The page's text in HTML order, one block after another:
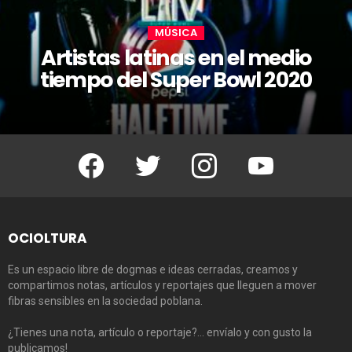
MÚSICA
Artistas latinas en el medio
tiempo del Super Bowl 2020
Facebook Twitter Instagram Youtube
OCIOLTURA
Es un espacio libre de dogmas e ideas cerradas, creamos y
compartimos notas, artículos y reportajes que lleguen a mover
fibras sensibles en la sociedad poblana.
¿Tienes una nota, artículo o reportaje?… envíalo y con gusto la
publicamos!